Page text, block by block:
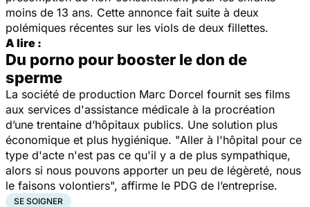
moins de 13 ans. Cette annonce fait suite à deux
polémiques récentes sur les viols de deux fillettes.
A lire :
Du porno pour booster le don de
sperme
La société de production Marc Dorcel fournit ses films
aux services d'assistance médicale à la procréation
d’une trentaine d’hôpitaux publics. Une solution plus
économique et plus hygiénique. "Aller à l'hôpital pour ce
type d'acte n'est pas ce qu'il y a de plus sympathique,
alors si nous pouvons apporter un peu de légèreté, nous
le faisons volontiers", affirme le PDG de l’entreprise.
SE SOIGNER